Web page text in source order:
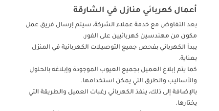
أعمال كهربائي منازل في الشارقة
بعد التفاوض مع خدمة عملاء الشركة، سيتم إرسال فريق عمل
مكون من مهندسين كهربائيين على الفور.
يبدأ الكهربائي بفحص جميع التوصيلات الكهربائية في المنزل
بعناية.
كما يتم إبلاغ العميل بجميع العيوب الموجودة وإبلاغه بالحلول
والأساليب والطرق التي يمكن استخدامها.
بالإضافة إلى ذلك، ينفذ الكهربائي رغبات العميل والطريقة التي
يختارها.